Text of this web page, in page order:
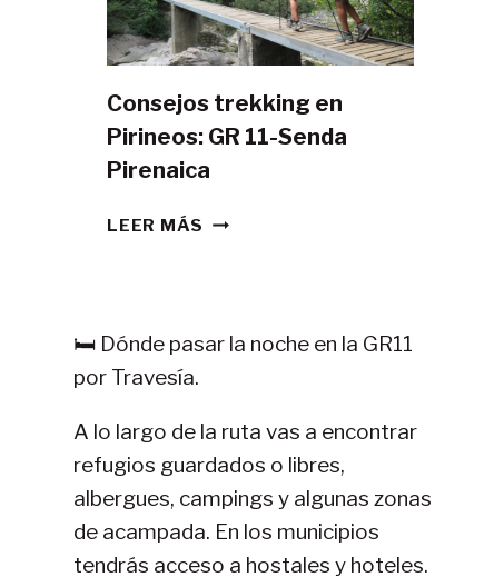
DE
CAMPAÑA?
Consejos trekking en
Pirineos: GR 11-Senda
Pirenaica
LEER MÁS CONSEJOS
11-
🛏️ Dónde pasar la noche en la GR11
por Travesía.
A lo largo de la ruta vas a encontrar
refugios guardados o libres,
albergues, campings y algunas zonas
de acampada. En los municipios
tendrás acceso a hostales y hoteles.